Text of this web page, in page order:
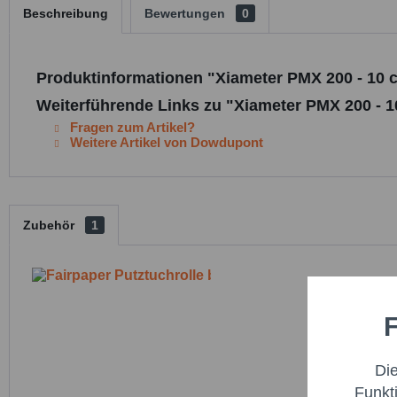
Beschreibung Bewertungen 0
Produktinformationen "Xiameter PMX 200 -
Weiterführende Links zu "Xiameter PMX 200 -
Fragen zum Artikel?
Weitere Artikel von Dowdupont
Zubehör 1